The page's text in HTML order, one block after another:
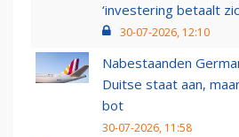
‘investering betaalt
30-07-2026, 12:10
Nabestaanden
Duitse staat aan,
bot
30-07-2026, 11:58